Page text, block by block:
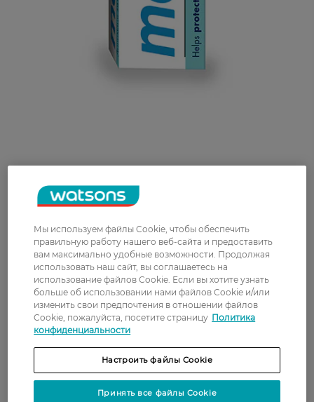
Мы используем файлы Cookie, чтобы обеспечить
правильную работу нашего веб-сайта и предоставить
вам максимально удобные возможности. Продолжая
использовать наш сайт, вы соглашаетесь на
использование файлов Cookie. Если вы хотите узнать
больше об использовании нами файлов Cookie и/или
изменить свои предпочтения в отношении файлов
Cookie, пожалуйста, посетите страницу Политика
конфиденциальности
Настроить файлы Cookie
Принять все файлы Cookie